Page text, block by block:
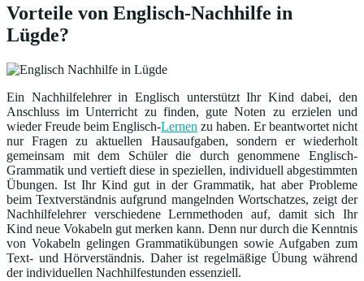
Vorteile von Englisch-Nachhilfe in
Lügde?
Ein Nachhilfelehrer in Englisch unterstützt Ihr Kind dabei, den
Anschluss im Unterricht zu finden, gute Noten zu erzielen und
wieder Freude beim Englisch-Lernen zu haben. Er beantwortet nicht
nur Fragen zu aktuellen Hausaufgaben, sondern er wiederholt
gemeinsam mit dem Schüler die durch genommene Englisch-
Grammatik und vertieft diese in speziellen, individuell abgestimmten
Übungen. Ist Ihr Kind gut in der Grammatik, hat aber Probleme
beim Textverständnis aufgrund mangelnden Wortschatzes, zeigt der
Nachhilfelehrer verschiedene Lernmethoden auf, damit sich Ihr
Kind neue Vokabeln gut merken kann. Denn nur durch die Kenntnis
von Vokabeln gelingen Grammatikübungen sowie Aufgaben zum
Text- und Hörverständnis. Daher ist regelmäßige Übung während
der individuellen Nachhilfestunden essenziell.